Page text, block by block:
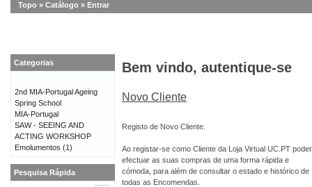
Topo » Catálogo » Entrar
Bem vindo, autentique-se
Novo Cliente
Registo de Novo Cliente.
Ao registar-se como Cliente da Loja Virtual UC.PT
efectuar as suas compras de uma forma rápida e
cómoda, para além de consultar o estado e histórico de
todas as Encomendas.
Categorias
2nd MIA-Portugal Ageing
Spring School
MIA-Portugal
SAW - SEEING AND
ACTING WORKSHOP
Emolumentos (1)
Pesquisa Rápida